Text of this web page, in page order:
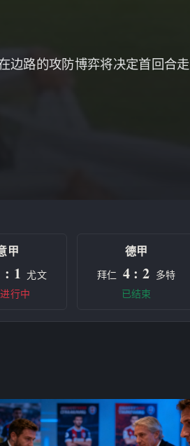
边路的攻防博弈将决定首回合走
甲
: 1 尤文
行中
德甲
拜仁 4 : 2 多特
已结束